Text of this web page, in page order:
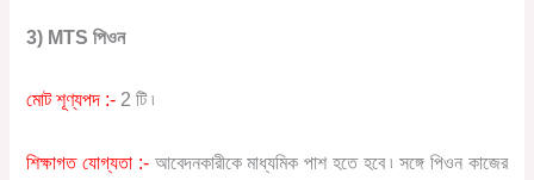
3) MTS পিওন
মোট শূণ্যপদ :-2 টি ৷
শিক্ষাগত যোগ্যতা :- আবেদনকারীকে মাধ্যমিক পাশ হতে হবে ৷ সঙ্গে পিওন কাজের